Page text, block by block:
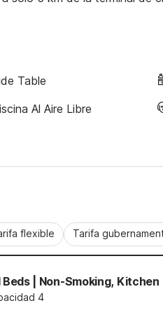
Table
Al Aire Libre
flexible Tarifa
Beds | Non-Smoking, Kitchen
4